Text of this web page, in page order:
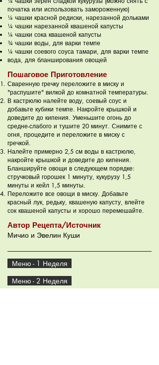
початка или использовать замороженную)
¼ чашки красной редиски, нарезанной дольками
¼ чашки нарезанной квашеной капусты
¼ чашки сока квашеной капусты
¾ чашки воды, для варки темпе
¼ чашки соевого соуса тамари, для варки темпе
вода, для бланширования овощей
Пошаговое Приготовление
Сваренную гречку переложите в миску и
"распушите" вилкой до комнатной температуры.
В кастрюлю налейте воду, соевый соус и
добавьте кубики темпе. Накройте крышкой и
доведите до кипения. Уменьшите огонь до
средне-слабого и тушите 20 минут. Снимите с
огня, процедите и переложите в миску с
гречкой.
Налейте примерно 2,5 см воды в кастрюлю,
накройте крышкой и доведите до кипения.
Бланшируйте овощи в следующем порядке:
стручковый горошек 1 минуту, кукурузу 1,5
минуты и кейл 1,5 минуты.
Переложите все овощи в миску. Добавьте
красный лук, редьку, квашеную капусту, влейте
сок квашеной капусты и хорошо перемешайте.
Автор Рецепта/Источник
Мичио и Эвелин Куши
Меню - 1 Неделя
Меню - 2 Неделя